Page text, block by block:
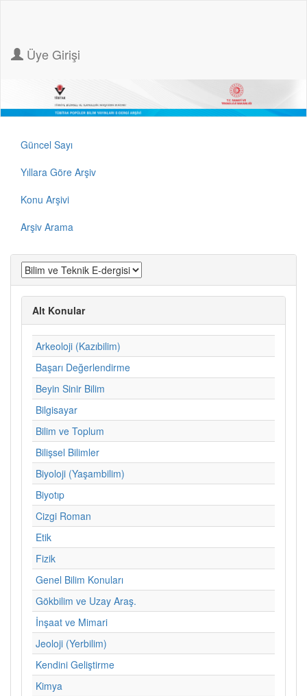
Üye Girişi
Güncel Sayı
Yıllara Göre Arşiv
Konu Arşivi
Arşiv Arama
Alt Konular
Arkeoloji (Kazıbilim)
Başarı Değerlendirme
Beyin Sinir Bilim
Bilgisayar
Bilim ve Toplum
Bilişsel Bilimler
Biyoloji (Yaşambilim)
Biyotıp
Cizgi Roman
Etik
Fizik
Genel Bilim Konuları
Gökbilim ve Uzay Araş.
İnşaat ve Mimari
Jeoloji (Yerbilim)
Kendini Geliştirme
Kimya